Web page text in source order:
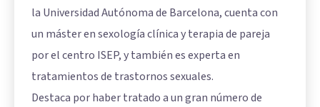
la Universidad Autónoma de Barcelona, cuenta con
un máster en sexología clínica y terapia de pareja
por el centro ISEP, y también es experta en
tratamientos de trastornos sexuales.
Destaca por haber tratado a un gran número de